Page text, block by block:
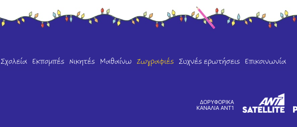
Σχολεία Εκπομπές Νικητές Μαθαίνω Ζωγραφιές Συχνές ερωτήσεις Επικοινωνία
ΔΟΡΥΦΟΡΙΚΑ
ΚΑΝΑΛΙΑ ΑΝΤ1